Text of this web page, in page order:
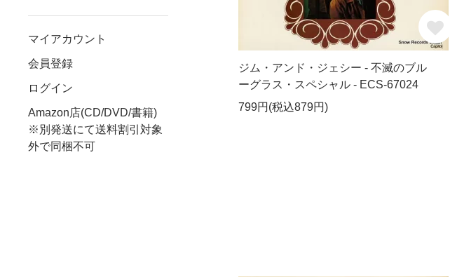
マイアカウント
会員登録
ログイン
Amazon店(CD/DVD/書籍)
※別発送にて送料割引対象
外で同梱不可
ジム・アンド・ジェシー - 不滅のブル
ーグラス・スペシャル - ECS-67024
799円(税込879円)